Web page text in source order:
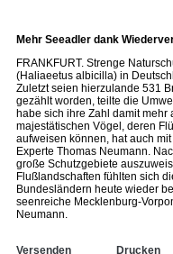
Mehr Seeadler dank
FRANKFURT. Strenge
(Haliaeetus albicilla) in
Zuletzt seien hierzulande 531
gezählt worden, teilte die
habe sich ihre Zahl damit mehr
majestätischen Vögel, deren
aufweisen können, hat auch
Experte Thomas Neumann.
große Schutzgebiete
Flußlandschaften fühlten sich
Bundesländern heute wieder
seenreiche Mecklenburg-
Neumann.
Versenden Drucken